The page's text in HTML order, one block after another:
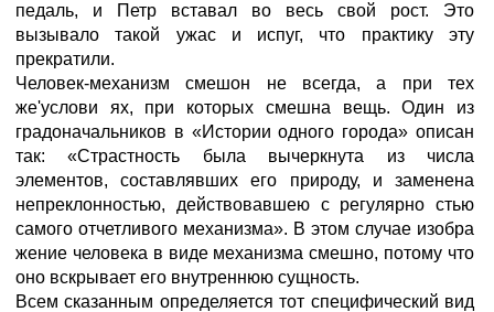
педаль, и Петр вставал во весь свой рост. Это
вызывало такой ужас и испуг, что практику эту
прекратили.
Человек-механизм смешон не всегда, а при тех
же'услови ях, при которых смешна вещь. Один из
градоначальников в «Истории одного города» описан
так: «Страстность была вычеркнута из числа
элементов, составлявших его природу, и заменена
непреклонностью, действовавшею с регулярно стью
самого отчетливого механизма». В этом случае изобра
жение человека в виде механизма смешно, потому что
оно вскрывает его внутреннюю сущность.
Всем сказанным определяется тот специфический вид